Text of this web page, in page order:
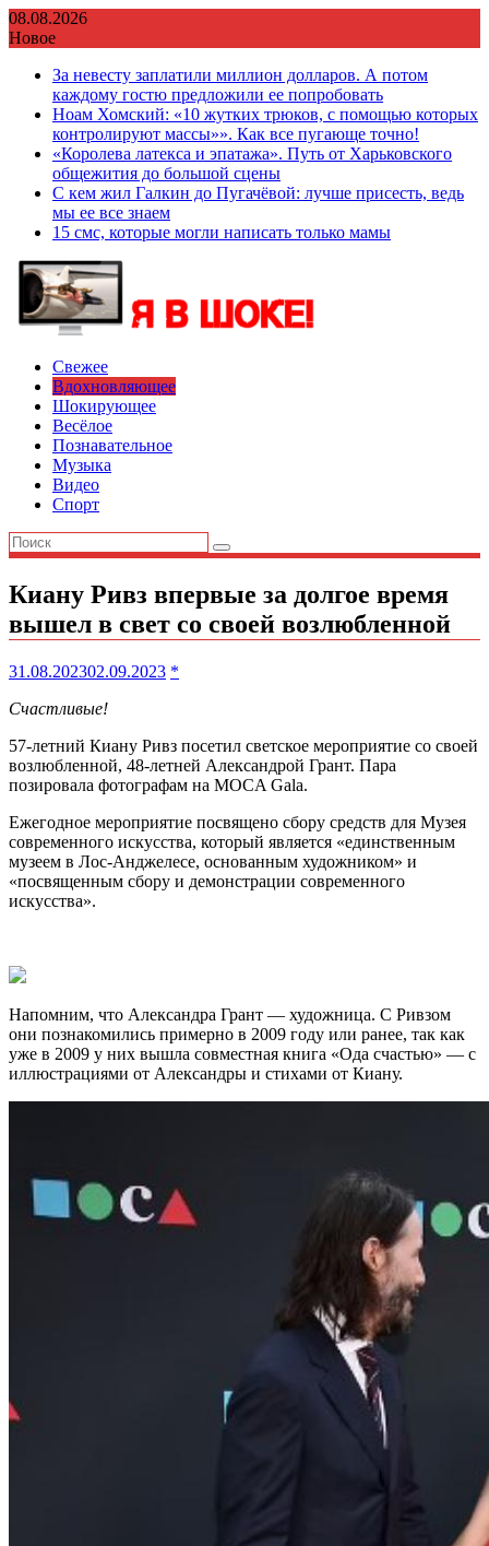
Перейти
к
08.08.2026
Новое
За невесту заплатили миллион долларов. А потом
каждому гостю предложили ее попробовать
Ноам Хомский: «10 жутких трюков, с помощью которых
контролируют массы»». Как все пугающе точно!
«Королева латекса и эпатажа». Путь от Харьковского
общежития до большой сцены
С кем жил Галкин до Пугачёвой: лучше присесть, ведь
мы ее все знаем
15 смс, которые могли написать только мамы
Свежее
Вдохновляющее
Шокирующее
Весёлое
Познавательное
Музыка
Видео
Спорт
Киану Ривз впервые за долгое время
вышел в свет со своей возлюбленной
31.08.202302.09.2023 *
Счастливые!
57-летний Киану Ривз посетил светское мероприятие со своей
возлюбленной, 48-летней Александрой Грант. Пара
позировала фотографам на MOCA Gala.
Ежегодное мероприятие посвящено сбору средств для Музея
современного искусства, который является «единственным
музеем в Лос-Анджелесе, основанным художником» и
«посвященным сбору и демонстрации современного
искусства».
Напомним, что Александра Грант — художница. С Ривзом
они познакомились примерно в 2009 году или ранее, так как
уже в 2009 у них вышла совместная книга «Ода счастью» — с
иллюстрациями от Александры и стихами от Киану.